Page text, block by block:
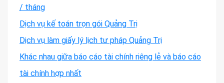
/ tháng
Dịch vụ kế toán trọn gói Quảng Trị
Dịch vụ làm giấy lý lịch tư pháp Quảng Trị
Khác nhau giữa báo cáo tài chính riêng lẻ và báo cáo
tài chính hợp nhất